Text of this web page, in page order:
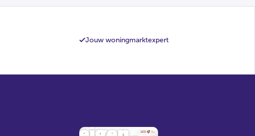
Jouw woningmarktexpert